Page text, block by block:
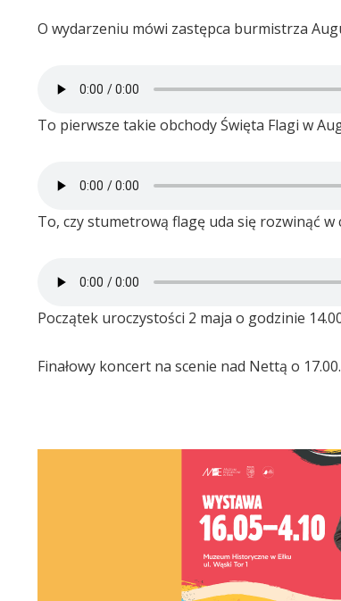
O wydarzeniu mówi zastępca burmistrza
To pierwsze takie obchody Święta Flagi w
To, czy stumetrową flagę uda się rozwinąć w
Początek uroczystości 2 maja o godzinie
Finałowy koncert na scenie nad Nettą o 17.00.